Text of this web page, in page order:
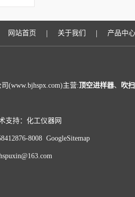
网站首页 | 关于我们 | 产品中心
(www.bjhspx.com)主营:顶空进样器、 吹
支持： 化工仪器网
8008 GoogleSitemap